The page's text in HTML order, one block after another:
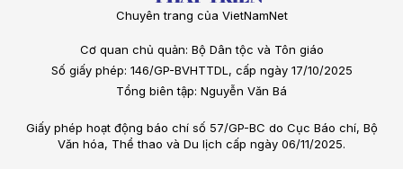
Chuyên trang của VietNamNet
Cơ quan chủ quản: Bộ Dân tộc và Tôn giáo
Số giấy phép: 146/GP-BVHTTDL, cấp ngày 17/10/2025
Tổng biên tập: Nguyễn Văn Bá
Giấy phép hoạt động báo chí số 57/GP-BC do Cục Báo chí, Bộ
Văn hóa, Thể thao và Du lịch cấp ngày 06/11/2025.